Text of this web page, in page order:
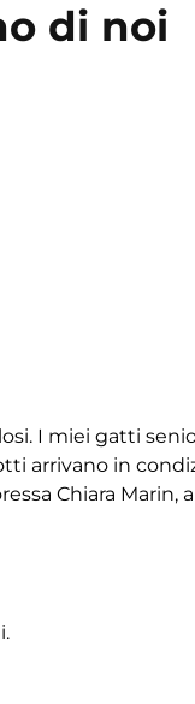
di noi
I miei gatti
arrivano in
Chiara Marin,